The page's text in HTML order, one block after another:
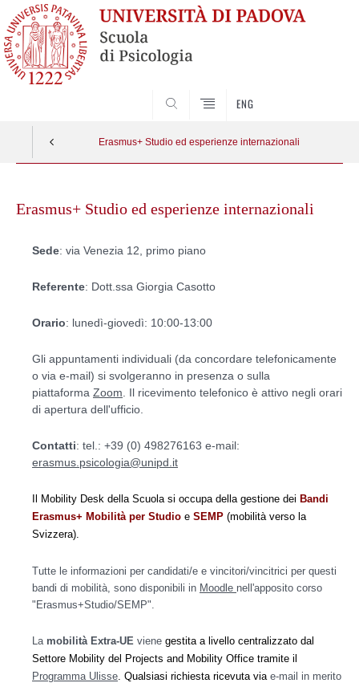
ENG
Erasmus+ Studio ed esperienze internazionali
contentErasmus+ Studio ed esperienze internazionali
Sede: via Venezia 12, primo piano
Referente: Dott.ssa Giorgia Casotto
Orario: lunedì-giovedì: 10:00-13:00
Gli appuntamenti individuali (da concordare telefonicamente
o via e-mail) si svolgeranno in presenza o sulla
piattaforma Zoom . Il ricevimento telefonico è attivo negli orari
di apertura dell'ufficio.
Contatti: tel.: +39 (0) 498276163 e-mail:
erasmus.psicologia@unipd.it
Il Mobility Desk della Scuola si occupa della gestione dei Bandi
Erasmus+ Mobilità per Studio e SEMP (mobilità verso la
Svizzera).
Tutte le informazioni per candidati/e e vincitori/vincitrici per questi
bandi di mobilità, sono disponibili in Moodle nell'apposito corso
"Erasmus+Studio/SEMP"
La mobilità Extra-UE viene gestita a livello centralizzato dal
Settore Mobility del Projects and Mobility Office tramite il
Programma Ulisse . Qualsiasi richiesta ricevuta via e-mail in merito